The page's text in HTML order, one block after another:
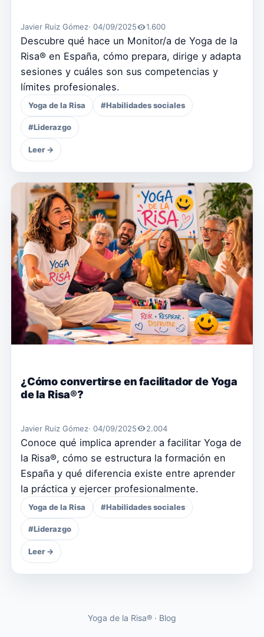
Javier Ruiz Gómez· 04/09/2025 1.600
Descubre qué hace un Monitor/a de Yoga de la
Risa® en España, cómo prepara, dirige y adapta
sesiones y cuáles son sus competencias y
límites profesionales.
Yoga de la Risa #Habilidades sociales
#Liderazgo
Leer →
¿Cómo convertirse en facilitador de Yoga
de la Risa®?
Javier Ruiz Gómez· 04/09/2025 2.004
Conoce qué implica aprender a facilitar Yoga de
la Risa®, cómo se estructura la formación en
España y qué diferencia existe entre aprender
la práctica y ejercer profesionalmente.
Yoga de la Risa #Habilidades sociales
#Liderazgo
Leer →
Yoga de la Risa® · Blog